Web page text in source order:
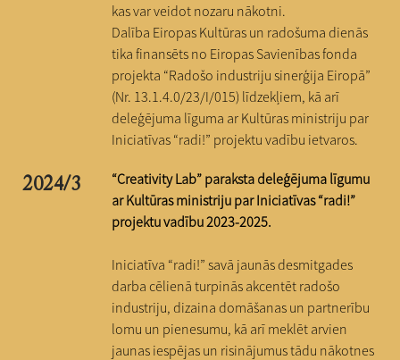
kas var veidot nozaru nākotni.
Dalība Eiropas Kultūras un radošuma dienās
tika finansēts no Eiropas Savienības fonda
projekta “Radošo industriju sinerģija Eiropā”
(Nr. 13.1.4.0/23/I/015) līdzekļiem, kā arī
deleģējuma līguma ar Kultūras ministriju par
Iniciatīvas “radi!” projektu vadību ietvaros.
2024/3
“Creativity Lab” paraksta deleģējuma līgumu
ar Kultūras ministriju par Iniciatīvas “radi!”
projektu vadību 2023-2025.
Iniciatīva “radi!” savā jaunās desmitgades
darba cēlienā turpinās akcentēt radošo
industriju, dizaina domāšanas un partnerību
lomu un pienesumu, kā arī meklēt arvien
jaunas iespējas un risinājumus tādu nākotnes